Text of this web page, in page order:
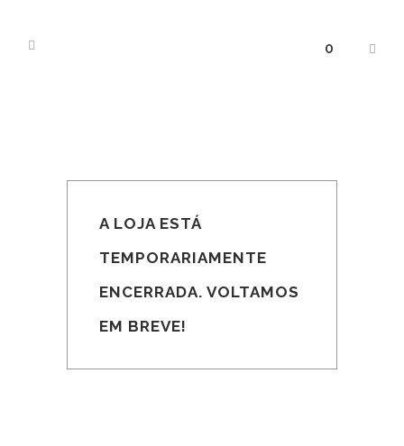
0
A LOJA ESTÁ
TEMPORARIAMENTE
ENCERRADA. VOLTAMOS
EM BREVE!